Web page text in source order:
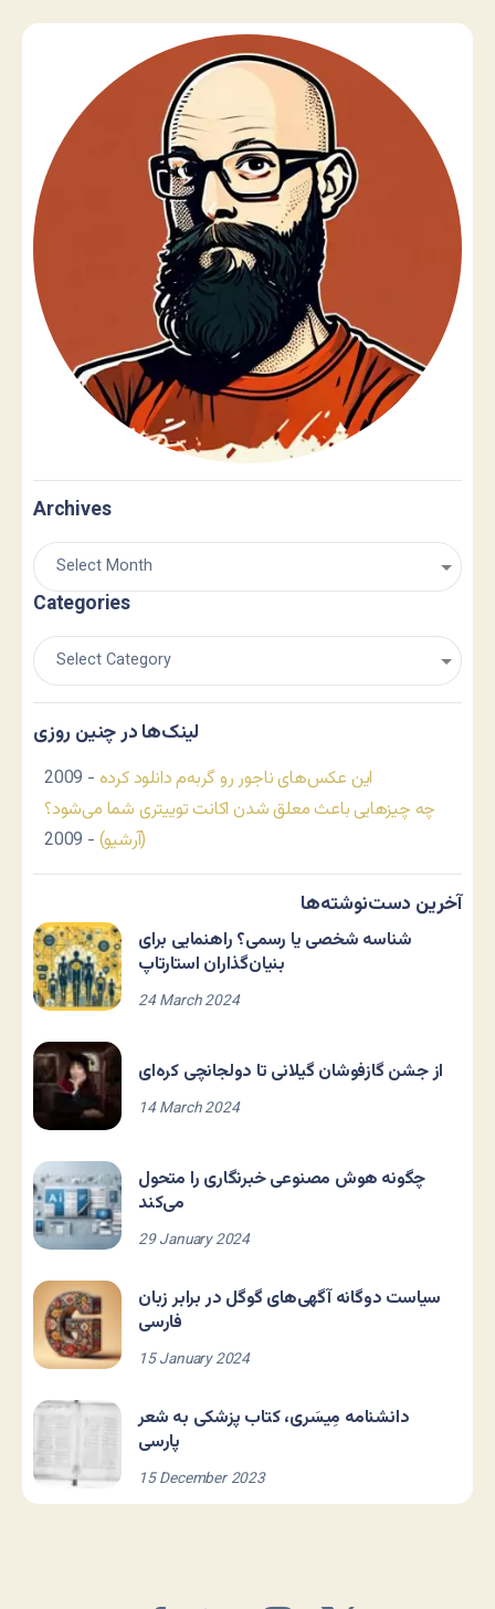
Archives
Categories
لینک‌ها در چنین روزی
این عکس‌های ناجور رو گربه‌م دانلود کرده - 2009
چه چیزهایی باعث معلق شدن اکانت توییتری شما می‌شود؟
(آرشیو) - 2009
آخرین دست‌نوشته‌ها
شناسه شخصی یا رسمی؟ راهنمایی برای
بنیان‌گذاران استارتاپ
24 March 2024
از جشن گازفوشان گیلانی تا دولجانچی کره‌ای
14 March 2024
چگونه هوش مصنوعی خبرنگاری را متحول
می‌کند
29 January 2024
سیاست دوگانه آگهی‌های گوگل در برابر زبان
فارسی
15 January 2024
دانشنامه مِیسَری، کتاب پزشکی به شعر
پارسی
15 December 2023